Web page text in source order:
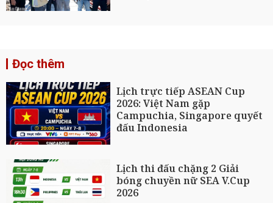
Đọc thêm
Lịch trực tiếp ASEAN Cup
2026: Việt Nam gặp
Campuchia, Singapore quyết
đấu Indonesia
Lịch thi đấu chặng 2 Giải
bóng chuyền nữ SEA V.Cup
2026